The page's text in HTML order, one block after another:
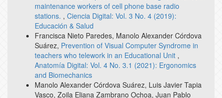
maintenance workers of cell phone base radio
stations. , Ciencia Digital: Vol. 3 No. 4 (2019):
Educación & Salud
Francisca Nieto Paredes, Manolo Alexander Córdova
Suárez, Prevention of Visual Computer Syndrome in
teachers who telework in an Educational Unit ,
Anatomía Digital: Vol. 4 No. 3.1 (2021): Ergonomics
and Biomechanics
Manolo Alexander Córdova Suárez, Luis Javier Tapia
Vasco, Zoila Eliana Zambrano Ochoa, Juan Pablo